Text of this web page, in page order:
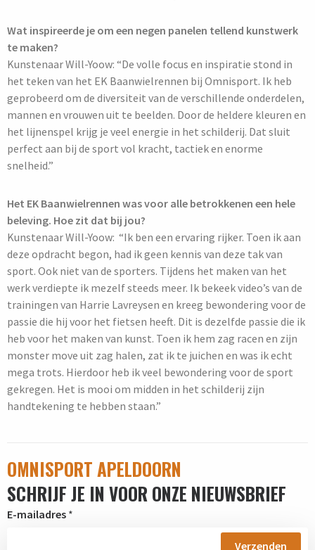
Wat inspireerde je om een negen panelen tellend kunstwerk
te maken?
Kunstenaar Will-Yoow: “De volle focus en inspiratie stond in
het teken van het EK Baanwielrennen bij Omnisport. Ik heb
geprobeerd om de diversiteit van de verschillende onderdelen,
mannen en vrouwen uit te beelden. Door de heldere kleuren en
het lijnenspel krijg je veel energie in het schilderij. Dat sluit
perfect aan bij de sport vol kracht, tactiek en enorme
snelheid.”
Het EK Baanwielrennen was voor alle betrokkenen een hele
beleving. Hoe zit dat bij jou?
Kunstenaar Will-Yoow: “Ik ben een ervaring rijker. Toen ik aan
deze opdracht begon, had ik geen kennis van deze tak van
sport. Ook niet van de sporters. Tijdens het maken van het
werk verdiepte ik mezelf steeds meer. Ik bekeek video’s van de
trainingen van Harrie Lavreysen en kreeg bewondering voor de
passie die hij voor het fietsen heeft. Dit is dezelfde passie die ik
heb voor het maken van kunst. Toen ik hem zag racen en zijn
monster move uit zag halen, zat ik te juichen en was ik echt
mega trots. Hierdoor heb ik veel bewondering voor de sport
gekregen. Het is mooi om midden in het schilderij zijn
handtekening te hebben staan.”
OMNISPORT APELDOORN
SCHRIJF JE IN VOOR ONZE NIEUWSBRIEF
E-mailadres *